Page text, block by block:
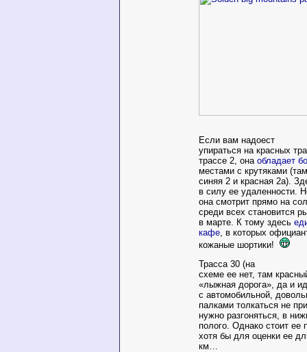
Если вам надоест
упираться на красных
трассе 2, она обладает
местами с крутяками
синяя 2 и красная 2а).
в силу ее удаленности.
она смотрит прямо на
среди всех становится
в марте. К тому здесь
кафе, в которых
кожаные шортики!
Трасса 30 (на
схеме ее нет, там
«лыжная дорога», да и
с автомобильной,
палками толкаться не
нужно разгоняться, в
полого. Однако стоит ее
хотя бы для оценки ее
км…